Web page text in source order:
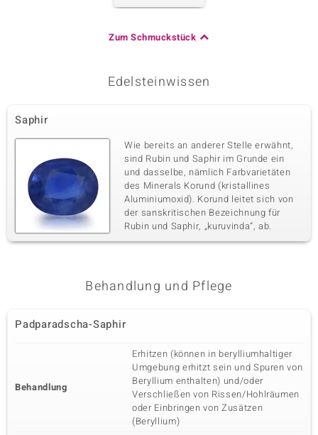
Herkunft
Zirkon
Karatgewicht Summe
0,304 ct
Schliff
Runder Brillantschliff
Fassung
Pavéfassung
Herkunft
Kambodscha
Zum Schmuckstück
Edelsteinwissen
Saphir
Wie bereits an anderer Stelle erwähnt,
sind Rubin und Saphir im Grunde ein
und dasselbe, nämlich Farbvarietäten
des Minerals Korund (kristallines
Aluminiumoxid). Korund leitet sich von
der sanskritischen Bezeichnung für
Rubin und Saphir, „kuruvinda“, ab.
Behandlung und Pflege
Padparadscha-Saphir
Behandlung
Erhitzen (können in berylliumhaltiger
Umgebung erhitzt sein und Spuren von
Beryllium enthalten) und/oder
Verschließen von Rissen/Hohlräumen
oder Einbringen von Zusätzen
(Beryllium)